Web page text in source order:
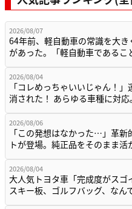
2026/08/07
64年前、軽自動車の常識を大き
があった。「軽自動車である
2026/08/04
「コレめっちゃいいじゃん！
消された！ あらゆる車種に対
2026/08/06
「この発想はなかった…」革新
トが登場。純正品をそのまま
2026/08/04
大人気トヨタ車「完成度がスゴ
スキー板、ゴルフバッグ、な